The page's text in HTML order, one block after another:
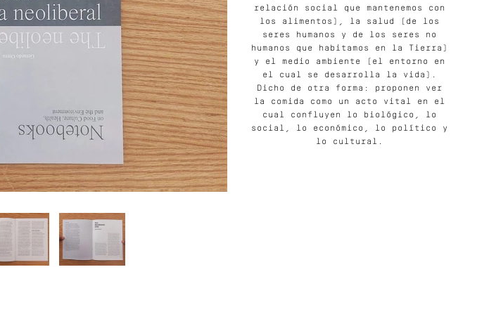
relación social que mantenemos con
los alimentos), la salud (de los
seres humanos y de los seres no
humanos que habitamos en la Tierra)
y el medio ambiente (el entorno en
el cual se desarrolla la vida).
Dicho de otra forma: proponen ver
la comida como un acto vital en el
cual confluyen lo biológico, lo
social, lo económico, lo político y
lo cultural.